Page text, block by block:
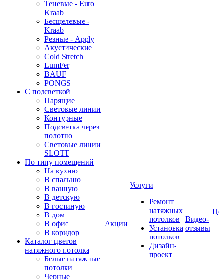
Теневые - Euro
Kraab
Бесщелевые -
Kraab
Резные - Apply
Акустические
Cold Stretch
LumFer
BAUF
PONGS
С подсветкой
Парящие
Световые линии
Контурные
Подсветка через
полотно
Световые линии
SLOTT
По типу помещений
На кухню
В спальню
В ванную
В детскую
В гостиную
В дом
В офис
В коридор
Каталог цветов
натяжного потолка
Белые натяжные
потолки
Черные
Акции
Услуги
Ремонт
натяжных
потолков
Установка
потолков
Дизайн-
проект
Видео-
отзывы